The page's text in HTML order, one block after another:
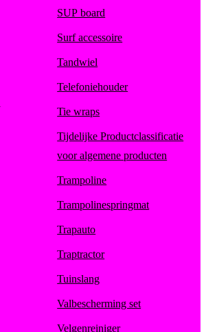
SUP board
Surf accessoire
Tandwiel
Telefoniehouder
Tie wraps
Tijdelijke Productclassificatie
voor algemene producten
Trampoline
Trampolinespringmat
Trapauto
Traptractor
Tuinslang
Valbescherming set
Velgenreiniger